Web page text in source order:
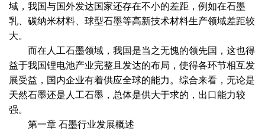
域，我国与国外发达国家还存在不小的差距，例如在石墨
乳、碳纳米材料、球型石墨等高新技术材料生产领域差距较
大。
而在人工石墨领域，我国是当之无愧的领先国，这也得
益于我国锂电池产业完整且发达的布局，使得各环节相互发
展受益，国内企业有着供应全球的能力。综合来看，无论是
天然石墨还是人工石墨，总体是供大于求的，出口能力较
强。
第一章 石墨行业发展概述